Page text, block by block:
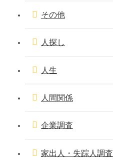
その他
人探し
人生
人間関係
企業調査
家出人・失踪人調査